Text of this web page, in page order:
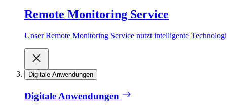
Remote Monitoring Service
Unser Remote Monitoring Service nutzt intelligente
Digitale Anwendungen
Digitale Anwendungen